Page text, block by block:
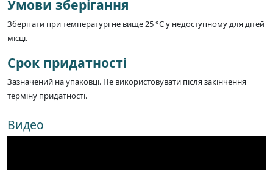
Умови зберігання
Зберігати при температурі не вище 25 °C у недоступному для дітей
місці.
Срок придатності
Зазначений на упаковці. Не використовувати після закінчення
терміну придатності.
Видео